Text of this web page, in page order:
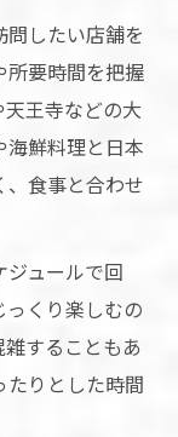
酒情報
最前線
グ紹介
トと注意点
率良く巡る
して選ぶ
報と活用法
とは
したい店舗を
所要時間を把握
王寺などの大
海鮮料理と日本
食事と合わせ
ュールで回
くり楽しむの
することもあ
たりとした時間